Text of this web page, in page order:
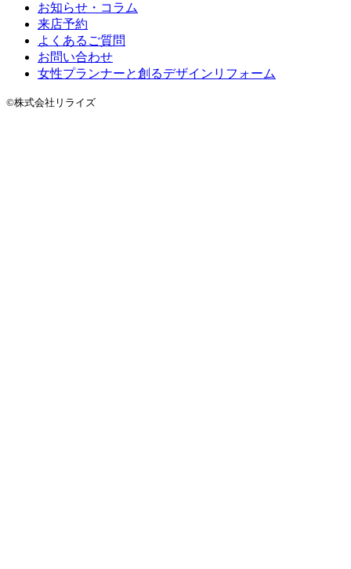
お知らせ・コラム
来店予約
よくあるご質問
お問い合わせ
女性プランナーと創るデザインリフォーム
©株式会社リライズ